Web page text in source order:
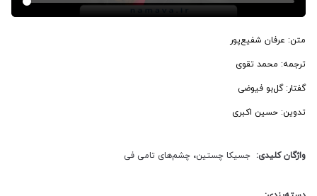
متن: عرفان شفیع‌پور
ترجمه: محمد تقوی
گفتار: گل‌بو‌ فیوضی
تدوین: حسین اکبری
واژگان کلیدی: جسیکا چستین، چشم‌های تامی فی